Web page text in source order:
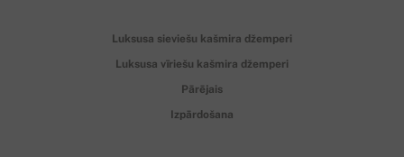
Luksusa sieviešu kašmira džemperi
Luksusa vīriešu kašmira džemperi
Pārējais
Izpārdošana